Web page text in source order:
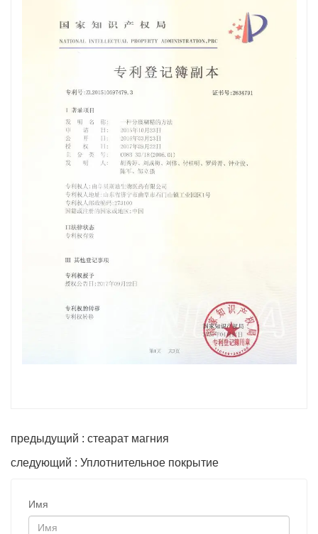
предыдущий : стеарат магния
следующий : Уплотнительное покрытие
Имя